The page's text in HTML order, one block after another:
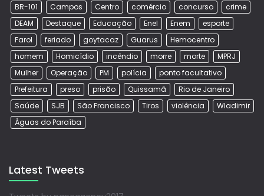
BR-101
Campos Centro comércio concurso
crime
DEAM
Destaque Educação Enel Enem
esporte
Farol
feriado goytacaz Guarus
Hemocentro
homem
Homicídio incêndio morre morte
MPRJ
Mulher
Operação PM polícia
ponto facultativo
Prefeitura
preso prisão Quissamã
Rio de Janeiro
Saúde
SJB São Francisco Tiros violência
Wladimir
Águas do Paraíba
Latest Tweets